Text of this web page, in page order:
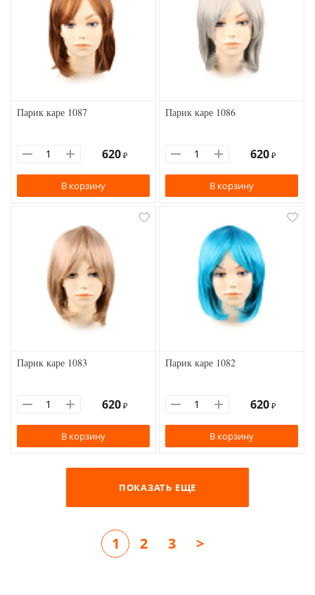
Парик каре 1087
620 ₽
В корзину
Парик каре 1086
620 ₽
В корзину
Парик каре 1083
620 ₽
В корзину
Парик каре 1082
620 ₽
В корзину
ПОКАЗАТЬ ЕЩЕ
1 2 3 >